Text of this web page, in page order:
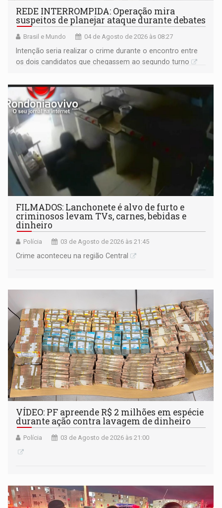
REDE INTERROMPIDA: Operação mira
suspeitos de planejar ataque durante debates
Brasil e Mundo 04 de Agosto de 2026 às 08:27
Intenção seria realizar o crime durante o encontro entre
os dois candidatos que chegassem ao segundo turno
FILMADOS: Lanchonete é alvo de furto e
criminosos levam TVs, carnes, bebidas e
dinheiro
Polícia 03 de Agosto de 2026 às 21:45
Crime aconteceu na região Central
VÍDEO: PF apreende R$ 2 milhões em espécie
durante ação contra lavagem de dinheiro
Polícia 03 de Agosto de 2026 às 21:00